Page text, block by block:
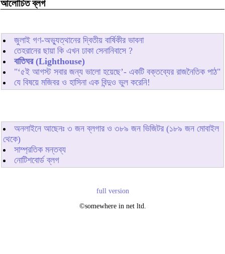
আলোচিত ব্লগ
জুলাই গণ-অভ্যুত্থানের দ্বিতীয় বার্ষিকীর ভাবনা
তেহরানের ছায়া কি এখন ঢাকা সেনানিবাসে ?
বাতিঘর (Lighthouse)
"‘৫ই আগস্ট সবার জন্য ভালো হয়েছে’- একটি বক্তব্যের রাজনৈতিক পাঠ"
যে বিষয়ে মজিবর ও হাসিনা এক বিন্দুও ভুল করেনি!
অনলাইনে আছেনঃ ৩ জন ব্লগার ও ৩৮৯ জন ভিজিটর (১৮৯ জন মোবাইল
থেকে)
সাম্প্রতিক মন্তব্য
নোটিশবোর্ড ব্লগ
full version
©somewhere in net ltd.